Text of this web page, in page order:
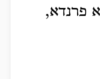
פרנדא,